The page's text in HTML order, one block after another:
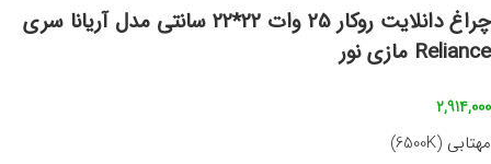
چراغ دانلایت روکار 25 وات 22*22 سانتی مدل آریانا سری
Reliance مازی نور
2,914,000
مهتابی (6500K)